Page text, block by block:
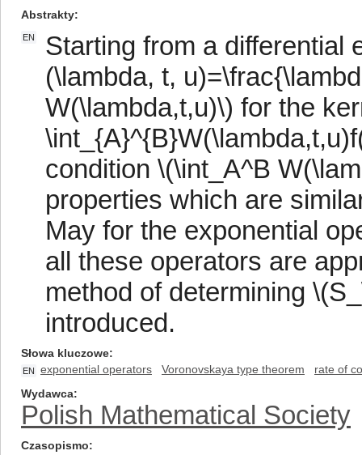
Abstrakty
EN
Starting from a differential
(\lambda, t,
W(\lambda,t,u)\) for the
condition \(\int_A^B
properties which are
May for the exponential
all these operators are
method of determining
introduced.
Słowa kluczowe
EN exponential operators Voronovskaya type theorem
rate of
Wydawca
Polish Mathematical Society
Czasopismo